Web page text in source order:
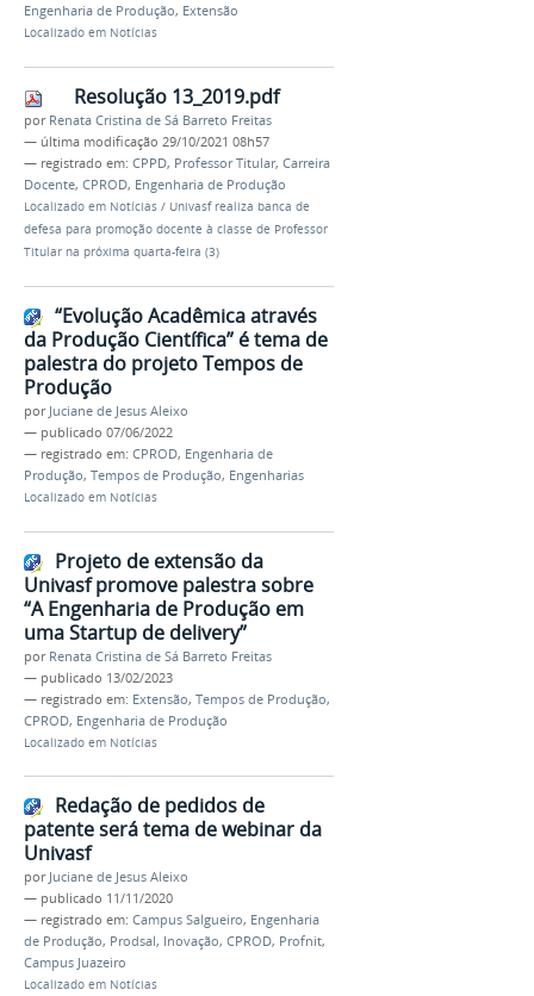
Engenharia de Produção, Extensão
Localizado em Notícias
Resolução 13_2019.pdf
por Renata Cristina de Sá Barreto Freitas
— última modificação 29/10/2021 08h57
— registrado em: CPPD, Professor Titular, Carreira
Docente, CPROD, Engenharia de Produção
Localizado em Notícias / Univasf realiza banca de
defesa para promoção docente à classe de Professor
Titular na próxima quarta-feira (3)
“Evolução Acadêmica através
da Produção Científica” é tema de
palestra do projeto Tempos de
Produção
por Juciane de Jesus Aleixo
— publicado 07/06/2022
— registrado em: CPROD, Engenharia de
Produção, Tempos de Produção, Engenharias
Localizado em Notícias
Projeto de extensão da
Univasf promove palestra sobre
“A Engenharia de Produção em
uma Startup de delivery”
por Renata Cristina de Sá Barreto Freitas
— publicado 13/02/2023
— registrado em: Extensão, Tempos de Produção,
CPROD, Engenharia de Produção
Localizado em Notícias
Redação de pedidos de
patente será tema de webinar da
Univasf
por Juciane de Jesus Aleixo
— publicado 11/11/2020
— registrado em: Campus Salgueiro, Engenharia
de Produção, Prodsal, Inovação, CPROD, Profnit,
Campus Juazeiro
Localizado em Notícias